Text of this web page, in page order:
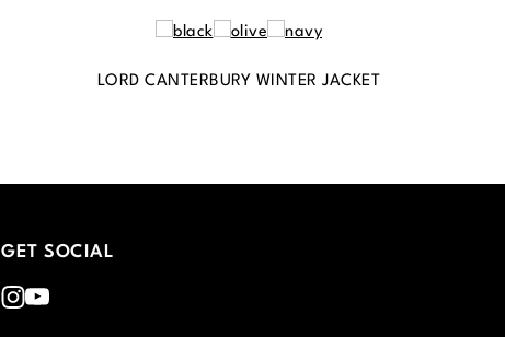
LORD CANTERBURY WINTER JACKET
GET SOCIAL
Instagram
Youtube